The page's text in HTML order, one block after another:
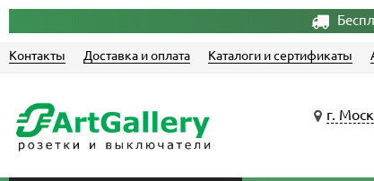
Контакты Доставка и оплата Каталоги и сертификаты
г.